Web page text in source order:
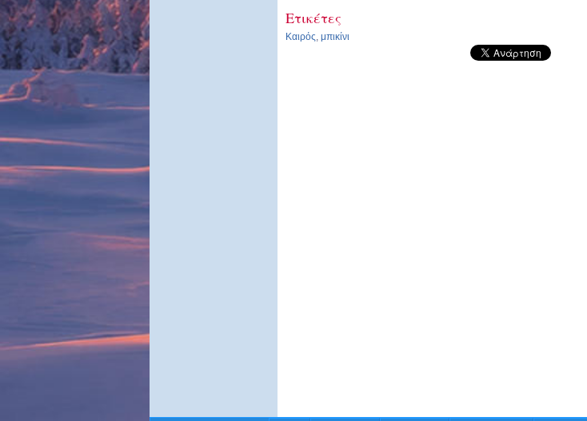
Ετικέτες
Καιρός, μπικίνι